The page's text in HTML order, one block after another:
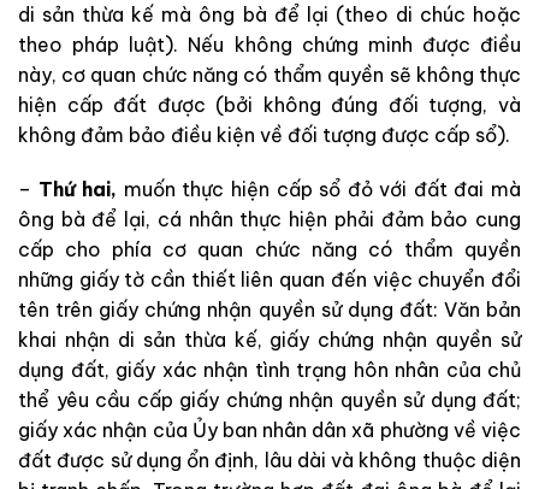
di sản thừa kế mà ông bà để lại (theo di chúc hoặc
theo pháp luật). Nếu không chứng minh được điều
này, cơ quan chức năng có thẩm quyền sẽ không thực
hiện cấp đất được (bởi không đúng đối tượng, và
không đảm bảo điều kiện về đối tượng được cấp sổ).
– Thứ hai, muốn thực hiện cấp sổ đỏ với đất đai mà
ông bà để lại, cá nhân thực hiện phải đảm bảo cung
cấp cho phía cơ quan chức năng có thẩm quyền
những giấy tờ cần thiết liên quan đến việc chuyển đổi
tên trên giấy chứng nhận quyền sử dụng đất: Văn bản
khai nhận di sản thừa kế, giấy chứng nhận quyền sử
dụng đất, giấy xác nhận tình trạng hôn nhân của chủ
thể yêu cầu cấp giấy chứng nhận quyền sử dụng đất;
giấy xác nhận của Ủy ban nhân dân xã phường về việc
đất được sử dụng ổn định, lâu dài và không thuộc diện